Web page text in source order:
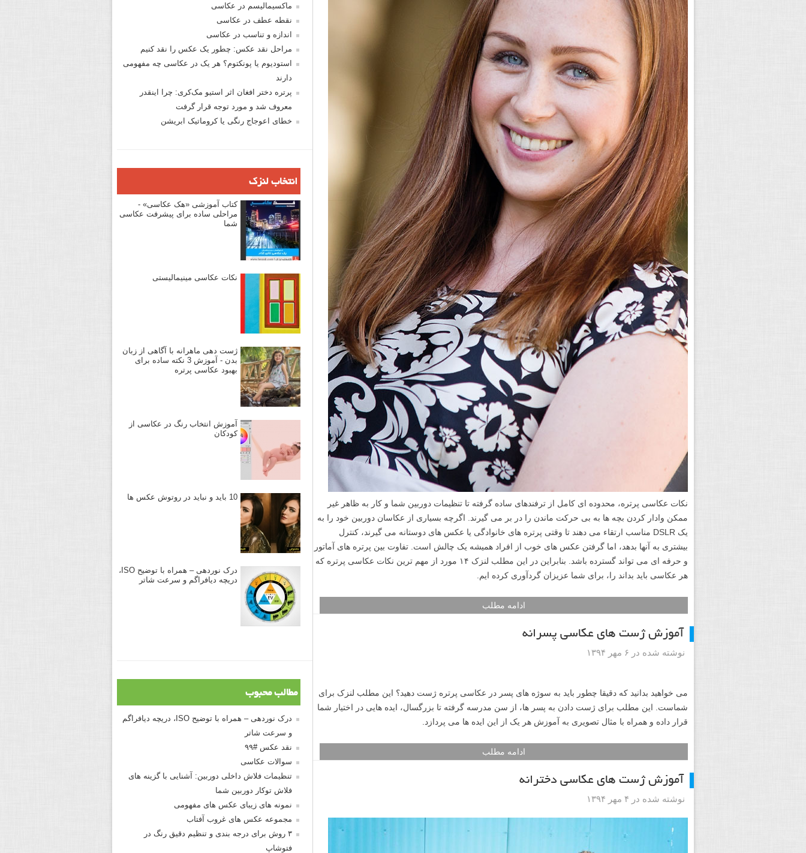
نکات عکاسی پرتره، محدوده ای کامل از ترفندهای ساده گرفته تا تنظیمات دوربین شما و کار به ظاهر غیر
ممکن وادار کردن بچه ها به بی حرکت ماندن را در بر می گیرند. اگرچه بسیاری از عکاسان دوربین خود را به
یک DSLR مناسب ارتقاء می دهند تا وقتی پرتره های خانوادگی یا عکس های دوستانه می گیرند، کنترل
بیشتری به آنها بدهد، اما گرفتن عکس های خوب از افراد همیشه یک چالش است. تفاوت بین پرتره های آماتور
و حرفه ای می تواند گسترده باشد. بنابراین در این مطلب لنزک ۱۴ مورد از مهم ترین نکات عکاسی پرتره که
هر عکاسی باید بداند را، برای شما عزیزان گردآوری کرده ایم.
ادامه مطلب
آموزش ژست های عکاسی پسرانه
نوشته شده در ۶ مهر ۱۳۹۴
ماکسیمالیسم در عکاسی
نقطه عطف در عکاسی
اندازه و تناسب در عکاسی
مراحل نقد عکس: چطور یک عکس را نقد کنیم
استودیوم یا پونکتوم؟ هر یک در عکاسی چه مفهومی
دارند
پرتره دختر افغان اثر استیو مک‌کری: چرا اینقدر
معروف شد و مورد توجه قرار گرفت
خطای اعوجاج رنگی یا کروماتیک ابریشن
انتخاب لنزک
کتاب آموزشی «هک عکاسی» -
مراحلی ساده برای پیشرفت عکاسی
شما
نکات عکاسی مینیمالیستی
ژست دهی ماهرانه با آگاهی از زبان
بدن - آموزش 3 نکته ساده برای
بهبود عکاسی پرتره
آموزش انتخاب رنگ در عکاسی از
کودکان
10 باید و نباید در روتوش عکس ها
درک نوردهی – همراه با توضیح ISO،
دریچه دیافراگم و سرعت شاتر
مطالب محبوب
درک نوردهی – همراه با توضیح ISO، دریچه دیافراگم
و سرعت شاتر
نقد عکس #۹۹
سوالات عکاسی
تنظیمات فلاش داخلی دوربین: آشنایی با گزینه های
فلاش توکار دوربین شما
نمونه های زیبای عکس های مفهومی
مجموعه عکس های غروب آفتاب
۳ روش برای درجه بندی و تنظیم دقیق رنگ در
فتوشاپ